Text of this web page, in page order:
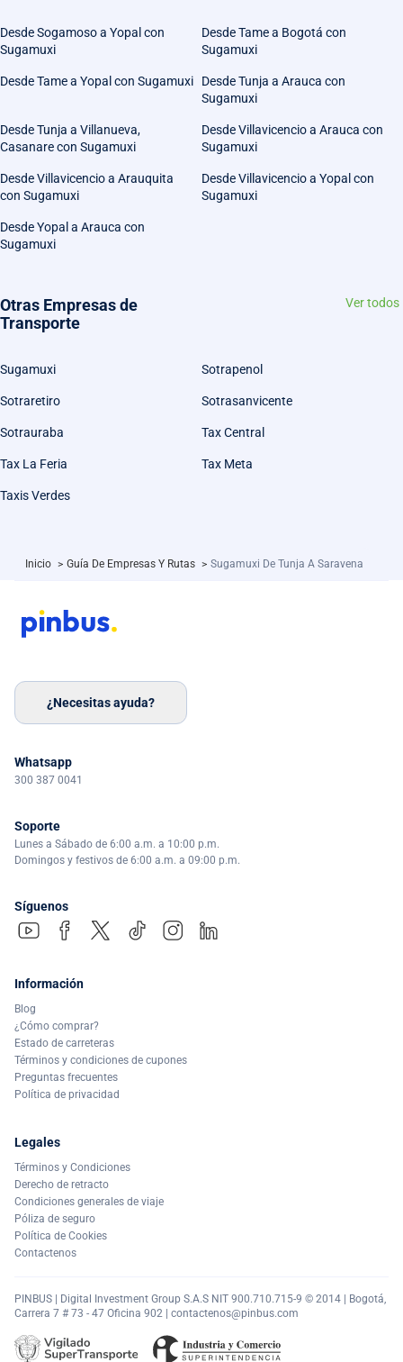
Desde Sogamoso a Yopal con
Sugamuxi
Desde Tame a Bogotá con
Sugamuxi
Desde Tame a Yopal con Sugamuxi
Desde Tunja a Arauca con
Sugamuxi
Desde Tunja a Villanueva,
Casanare con Sugamuxi
Desde Villavicencio a Arauca con
Sugamuxi
Desde Villavicencio a Arauquita
con Sugamuxi
Desde Villavicencio a Yopal con
Sugamuxi
Desde Yopal a Arauca con
Sugamuxi
Otras Empresas de
Transporte
Ver todos
Sugamuxi Sotrapenol
Sotraretiro Sotrasanvicente
Sotrauraba Tax Central
Tax La Feria Tax Meta
Taxis Verdes
Inicio > Guía De Empresas Y Rutas > Sugamuxi De Tunja A Saravena
¿Necesitas ayuda?
Whatsapp
300 387 0041
Soporte
Lunes a Sábado de 6:00 a.m. a 10:00 p.m.
Domingos y festivos de 6:00 a.m. a 09:00 p.m.
Síguenos
Información
Blog
¿Cómo comprar?
Estado de carreteras
Términos y condiciones de cupones
Preguntas frecuentes
Política de privacidad
Legales
Términos y Condiciones
Derecho de retracto
Condiciones generales de viaje
Póliza de seguro
Política de Cookies
Contactenos
PINBUS | Digital Investment Group S.A.S NIT 900.710.715-9 © 2014 | Bogotá,
Carrera 7 # 73 - 47 Oficina 902 | contactenos@pinbus.com